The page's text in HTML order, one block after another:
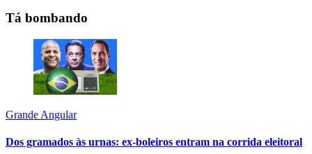
Tá bombando
Grande Angular
Dos gramados às urnas: ex-boleiros entram na corrida eleitoral